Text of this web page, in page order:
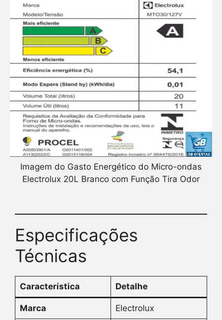
Imagem do Gasto Energético do Micro-ondas
Electrolux 20L Branco com Função Tira Odor
Especificações
Técnicas
Característica Detalhe
Marca Electrolux